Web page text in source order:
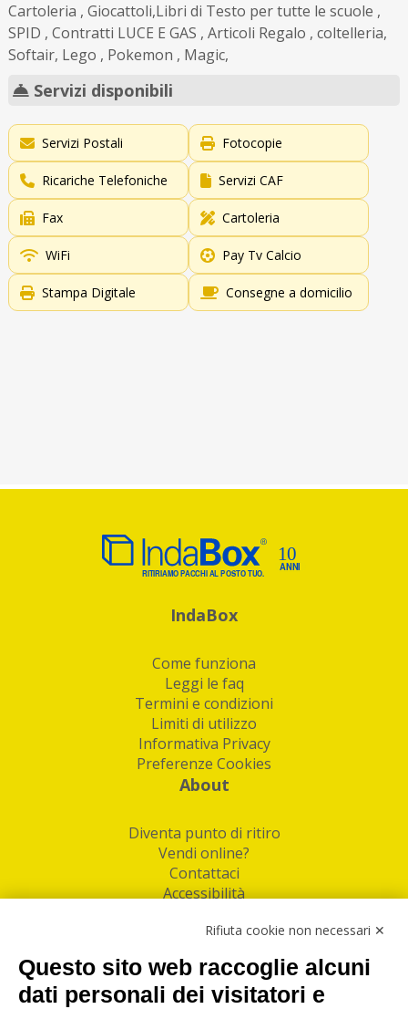
Cartoleria , Giocattoli,Libri di Testo per tutte le scuole ,
SPID , Contratti LUCE E GAS , Articoli Regalo , coltelleria,
Softair, Lego , Pokemon , Magic,
Servizi disponibili
Servizi Postali Fotocopie
Ricariche Telefoniche Servizi CAF
Fax Cartoleria
WiFi Pay Tv Calcio
Stampa Digitale Consegne a domicilio
IndaBox
Come funziona
Leggi le faq
Termini e condizioni
Limiti di utilizzo
Informativa Privacy
Preferenze Cookies
About
Diventa punto di ritiro
Vendi online?
Contattaci
Accessibilità
Facebook
Linkedin
Rifiuta cookie non necessari ✕
Questo sito web raccoglie alcuni
dati personali dei visitatori e